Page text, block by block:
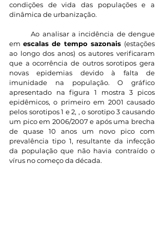
condições de vida das populações e a
dinâmica de urbanização.
	Ao analisar a incidência de dengue
em escalas de tempo sazonais (estações
ao longo dos anos) os autores verificaram
que a ocorrência de outros sorotipos gera
novas epidemias devido à falta de
imunidade na população. O gráfico
apresentado na figura 1 mostra 3 picos
epidêmicos, o primeiro em 2001 causado
pelos sorotipos 1 e 2, , o sorotipo 3 causando
um pico em 2006/2007 e após uma brecha
de quase 10 anos um novo pico com
prevalência tipo 1, resultante da infecção
da população que não havia contraído o
vírus no começo da década.